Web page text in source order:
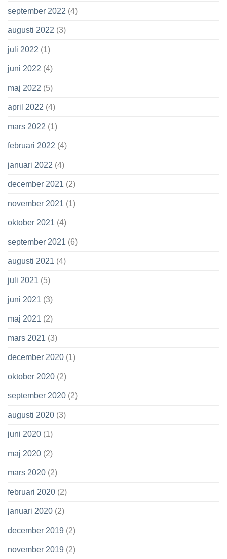
september 2022 (4)
augusti 2022 (3)
juli 2022 (1)
juni 2022 (4)
maj 2022 (5)
april 2022 (4)
mars 2022 (1)
februari 2022 (4)
januari 2022 (4)
december 2021 (2)
november 2021 (1)
oktober 2021 (4)
september 2021 (6)
augusti 2021 (4)
juli 2021 (5)
juni 2021 (3)
maj 2021 (2)
mars 2021 (3)
december 2020 (1)
oktober 2020 (2)
september 2020 (2)
augusti 2020 (3)
juni 2020 (1)
maj 2020 (2)
mars 2020 (2)
februari 2020 (2)
januari 2020 (2)
december 2019 (2)
november 2019 (2)